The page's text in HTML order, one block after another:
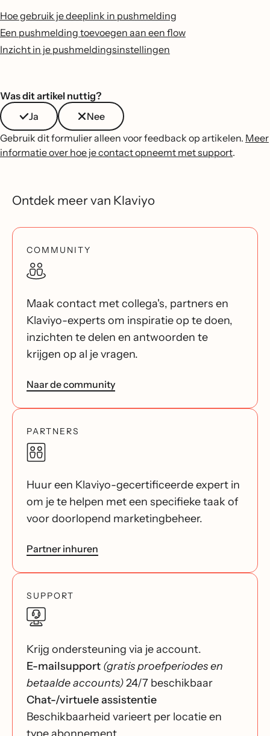
Hoe gebruik je deeplink in pushmelding
Een pushmelding toevoegen aan een flow
Inzicht in je pushmeldingsinstellingen
Was dit artikel nuttig?
Ja
Nee
Gebruik dit formulier alleen voor feedback op artikelen. Meer
informatie over hoe je contact opneemt met support.
Ontdek meer van Klaviyo
COMMUNITY
Maak contact met collega's, partners en
Klaviyo-experts om inspiratie op te doen,
inzichten te delen en antwoorden te
krijgen op al je vragen.
Naar de community
PARTNERS
Huur een Klaviyo-gecertificeerde expert in
om je te helpen met een specifieke taak of
voor doorlopend marketingbeheer.
Partner inhuren
SUPPORT
Krijg ondersteuning via je account.
E-mailsupport (gratis proefperiodes en
betaalde accounts)24/7 beschikbaar
Chat-/virtuele assistentie
Beschikbaarheid varieert per locatie en